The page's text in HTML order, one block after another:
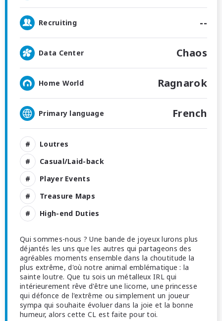
Recruiting --
Data Center Chaos
Home World Ragnarok
Primary language French
Loutres
Casual/Laid-back
Player Events
Treasure Maps
High-end Duties
Qui sommes-nous ? Une bande de joyeux lurons plus
déjantés les uns que les autres qui partageons des
agréables moments ensemble dans la choutitude la
plus extrême, d'où notre animal emblématique : la
sainte loutre. Que tu sois un métalleux IRL qui
intérieurement rêve d'être une licorne, une princesse
qui défonce de l'extrême ou simplement un joueur
sympa qui souhaite évoluer dans la joie et la bonne
humeur, alors cette CL est faite pour toi.